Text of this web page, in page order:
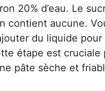
20% d’eau. Le
contient aucune.
du liquide pour
étape est cruciale
pâte sèche et